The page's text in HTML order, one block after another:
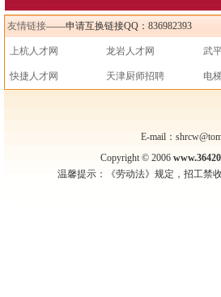
友情链接——申请互换链接QQ：836982393
上杭人才网 龙岩人才网 武
快捷人才网 天津厨师招聘 电
E-mail：
Copyright © 2006
温馨提示：《劳动法》规定，招工禁